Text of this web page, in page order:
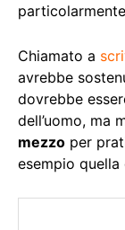
Chiamato a
avrebbe
dovrebbe
dell’uomo, ma
mezzo per
esempio quella